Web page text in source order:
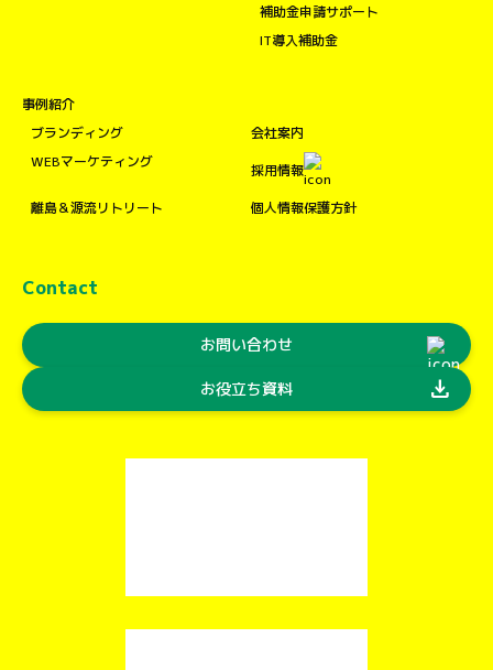
補助金申請サポート
IT導入補助金
事例紹介
ブランディング
WEBマーケティング
離島＆源流リトリート
会社案内
採用情報
個人情報保護方針
Contact
お問い合わせ
お役立ち資料 download